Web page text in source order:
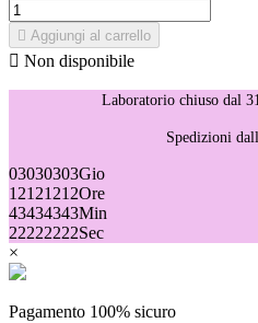
 Aggiungi al carrello
 Non disponibile
Laboratorio chiuso dal
Spedizioni
03030303Gio
12121212Ore
43434343Min
22222222Sec
×
Pagamento 100% sicuro